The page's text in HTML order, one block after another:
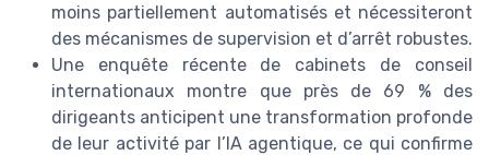
moins partiellement automatisés et nécessiteront
des mécanismes de supervision et d’arrêt robustes.
Une enquête récente de cabinets de conseil
internationaux montre que près de 69 % des
dirigeants anticipent une transformation profonde
de leur activité par l’IA agentique, ce qui confirme